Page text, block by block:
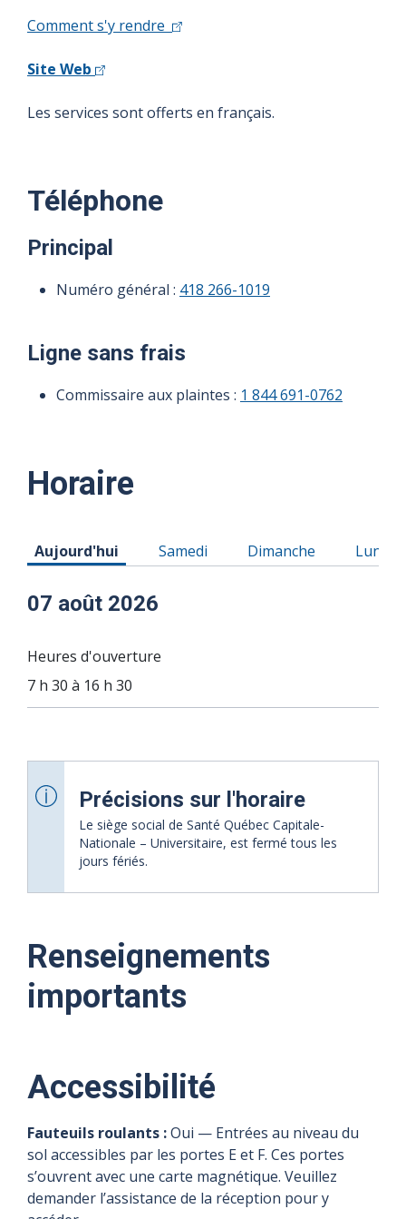
Comment s'y rendre
Site Web
Les services sont offerts en français.
Téléphone
Principal
Numéro général : 418 266-1019
Ligne sans frais
Commissaire aux plaintes : 1 844 691-0762
Horaire
Horaire du Vendredi 07 août 2026
Aujourd'hui Horaire du Samedi 08 août 2026
Samedi Horaire du Dimanche
Dimanche Lundi
07 août 2026
Heures d'ouverture
7 h 30 à 16 h 30
Précisions sur l'horaire
Le siège social de Santé Québec Capitale-
Nationale – Universitaire, est fermé tous les
jours fériés.
08
août
Fermé
Précisions
09
août
Fermé
Précisions
10 août
2026
7 h 30 à
11 août
2026
7 h 30 à
12 août
2026
7 h 30 à
13 août
2026
7 h 30 à
Renseignements
importants
Accessibilité
Fauteuils roulants :Oui — Entrées au niveau du
sol accessibles par les portes E et F. Ces portes
s’ouvrent avec une carte magnétique. Veuillez
demander l’assistance de la réception pour y